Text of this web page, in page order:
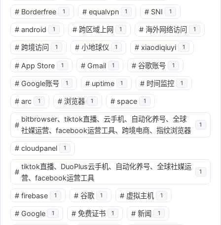
# Borderfree 1 # equalvpn 1 # SNI 1
# android 1 # 跨区域上网 1 # 海外网络访问 1
# 跨境访问 1 # 小地球仪 1 # xiaodiqiuyi 1
# App Store 1 # Gmail 1 # 谷歌账号 1
# Google账号 1 # uptime 1 # 时间监控 1
# arc 1 # 浏览器 1 # space 1
#
bitbrowser、tiktok直播、云手机、自动化养号、全球
社媒运营、facebook运营工具、跨境电商、指纹浏览器
1
# cloudpanel 1
#
tiktok直播、DuoPlus云手机、自动化养号、全球社媒运
营、facebook运营工具
1
# firebase 1 # 谷歌 1 # 虚拟主机 1
# Google 1 # 免费证书 1 # 新闻 1